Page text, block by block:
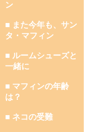
ン
■ また今年も、サン
タ・マフィン
■ ルームシューズと
一緒に
■ マフィンの年齢
は？
■ ネコの受難